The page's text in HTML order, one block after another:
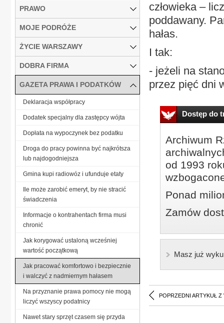
człowieka –
poddawany.
hałas.
I tak:
- jeżeli na
przez pięć dni
Dostęp do
Archiwum
od 1993
Ponad
Zamów
Masz już
POPRZEDNI ARTYKUŁ Z
PRAWO
MOJE PODRÓŻE
ŻYCIE WARSZAWY
DOBRA FIRMA
GAZETA PRAWA I PODATKÓW
Deklaracja współpracy
Dodatek specjalny dla zastępcy wójta
Dopłata na wypoczynek bez podatku
Droga do pracy powinna być najkrótsza
lub najdogodniejsza
Gmina kupi radiowóz i ufunduje etaty
Ile może zarobić emeryt, by nie stracić
świadczenia
Informacje o kontrahentach firma musi
chronić
Jak korygować ustaloną wcześniej
wartość początkową
Jak pracować komfortowo i bezpiecznie
i walczyć z nadmiernym hałasem
Na przyznanie prawa pomocy nie mogą
liczyć wszyscy podatnicy
Nawet stary sprzęt czasem się przyda